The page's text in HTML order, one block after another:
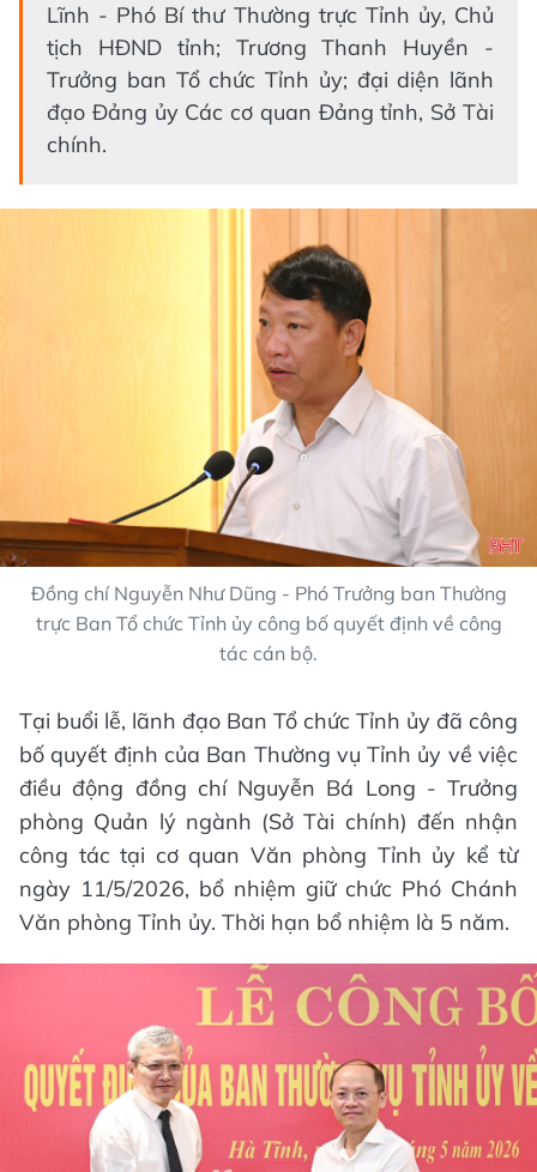
Lĩnh - Phó Bí thư Thường trực Tỉnh ủy, Chủ
tịch HĐND tỉnh; Trương Thanh Huyền -
Trưởng ban Tổ chức Tỉnh ủy; đại diện lãnh
đạo Đảng ủy Các cơ quan Đảng tỉnh, Sở Tài
chính.
Đồng chí Nguyễn Như Dũng - Phó Trưởng ban Thường
trực Ban Tổ chức Tỉnh ủy công bố quyết định về công
tác cán bộ.
Tại buổi lễ, lãnh đạo Ban Tổ chức Tỉnh ủy đã công
bố quyết định của Ban Thường vụ Tỉnh ủy về việc
điều động đồng chí Nguyễn Bá Long - Trưởng
phòng Quản lý ngành (Sở Tài chính) đến nhận
công tác tại cơ quan Văn phòng Tỉnh ủy kể từ
ngày 11/5/2026, bổ nhiệm giữ chức Phó Chánh
Văn phòng Tỉnh ủy. Thời hạn bổ nhiệm là 5 năm.